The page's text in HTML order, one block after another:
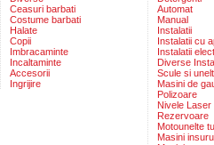
Ceasuri barbati
Costume barbati
Halate
Copii
Imbracaminte
Incaltaminte
Accesorii
Ingrijire
Automat
Manual
Instalatii
Instalatii cu
Instalatii
Diverse
Scule si
Masini de
Polizoare
Nivele Laser
Rezervoare
Motounelte
Masini